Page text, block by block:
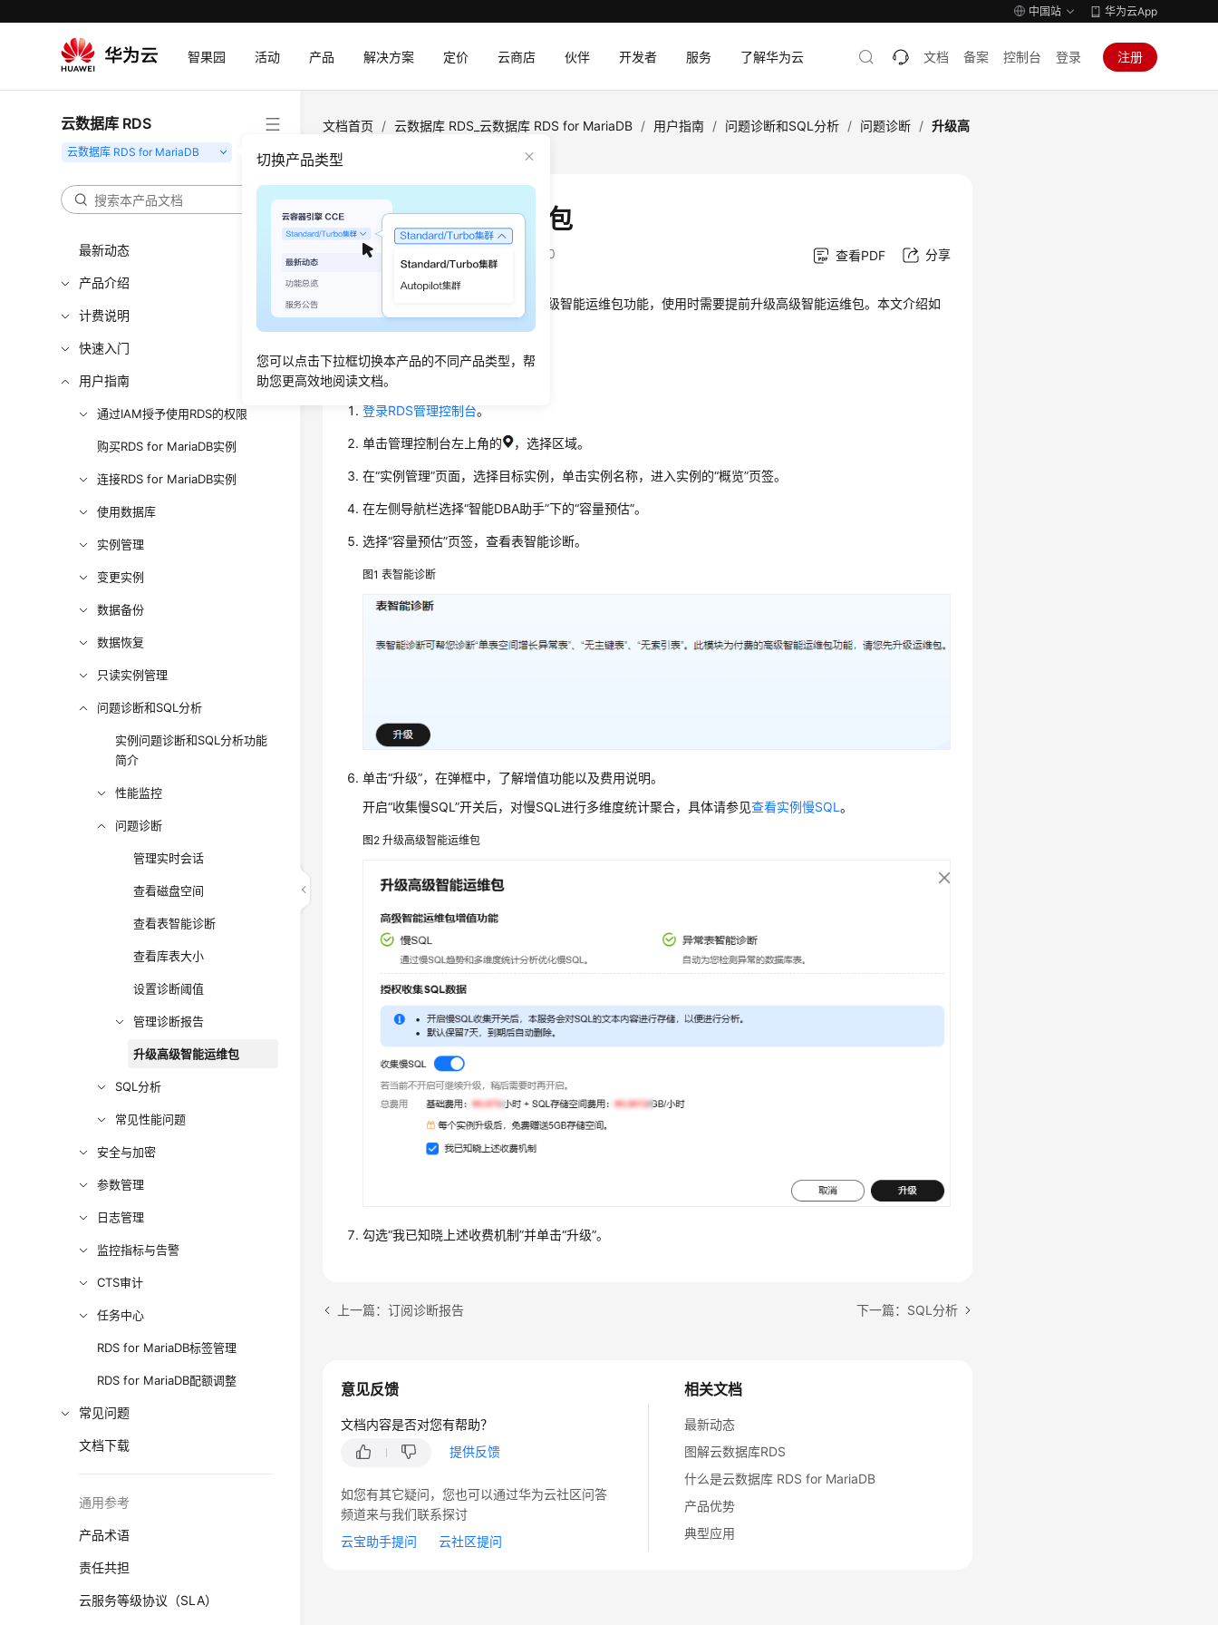
中国站 华为云App
智果园 活动 产品 解决方案 定价 云商店 伙伴 开发者 服务 了解华为云 文档 备案 控制台 登录 注册
云数据库 RDS
切换产品类型
您可以点击下拉框切换本产品的不同产品类型，帮
助您更高效地阅读文档。
最新动态
产品介绍
计费说明
快速入门
用户指南
通过IAM授予使用RDS的权限
购买RDS for MariaDB实例
连接RDS for MariaDB实例
使用数据库
实例管理
变更实例
数据备份
数据恢复
只读实例管理
问题诊断和SQL分析
实例问题诊断和SQL分析功能
简介
性能监控
问题诊断
管理实时会话
查看磁盘空间
查看表智能诊断
查看库表大小
设置诊断阈值
管理诊断报告
升级高级智能运维包
SQL分析
常见性能问题
安全与加密
参数管理
日志管理
监控指标与告警
CTS审计
任务中心
RDS for MariaDB标签管理
RDS for MariaDB配额调整
常见问题
文档下载
通用参考
产品术语
责任共担
云服务等级协议（SLA）
文档首页 / 云数据库 RDS_云数据库 RDS for MariaDB / 用户指南 / 问题诊断和SQL分析 / 问题诊断 / 升级高
升级高级智能运维包
更新时间： 2026-05-27 GMT+08:00 查看PDF 分享
表智能诊断、慢SQL和自治限流是高级智能运维包功能，使用时需要提前升级高级智能运维包。本文介绍如
操作步骤
登录RDS管理控制台。
单击管理控制台左上角的 ，选择区域。
在“实例管理”页面，选择目标实例，单击实例名称，进入实例的“概览”页签。
在左侧导航栏选择“智能DBA助手”下的“容量预估”。
选择“容量预估”页签，查看表智能诊断。
图1表智能诊断
单击“升级”，在弹框中，了解增值功能以及费用说明。
开启“收集慢SQL”开关后，对慢SQL进行多维度统计聚合，具体请参见查看实例慢SQL。
图2升级高级智能运维包
勾选“我已知晓上述收费机制”并单击“升级”。
上一篇：订阅诊断报告 下一篇：SQL分析
相关文档
最新动态
图解云数据库RDS
什么是云数据库 RDS for MariaDB
产品优势
典型应用
意见反馈
文档内容是否对您有帮助？
提供反馈
如您有其它疑问，您也可以通过华为云社区问答
频道来与我们联系探讨
云宝助手提问
云社区提问